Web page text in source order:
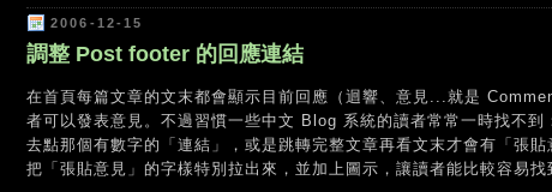
2006-12-15
調整 Post footer 的回應連結
在首頁每篇文章的文末都會顯示目前回應（迴響、意見...就是
者可以發表意見。不過習慣一些中文 Blog 系統的讀者常常一時找不到
去點那個有數字的「連結」，或是跳轉完整文章再看文末才會有「張
把「張貼意見」的字樣特別拉出來，並加上圖示，讓讀者能比較容易找